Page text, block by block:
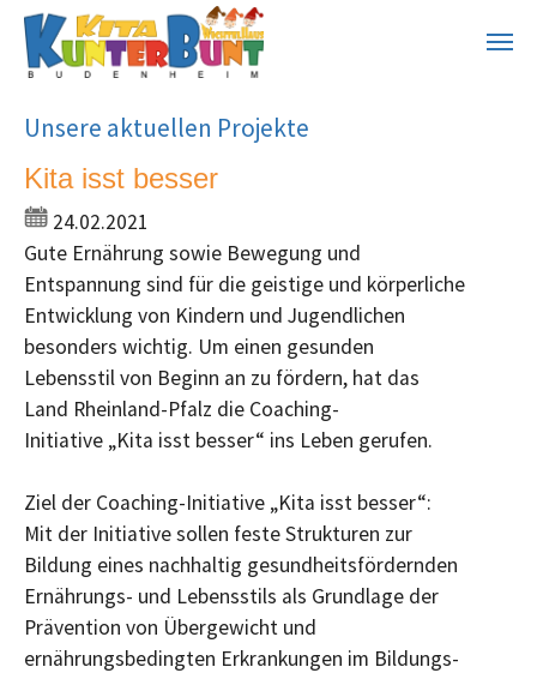
Unsere aktuellen Projekte
Kita isst besser
24.02.2021
Gute Ernährung sowie Bewegung und
Entspannung sind für die geistige und körperliche
Entwicklung von Kindern und Jugendlichen
besonders wichtig. Um einen gesunden
Lebensstil von Beginn an zu fördern, hat das
Land Rheinland-Pfalz die Coaching-
Initiative „Kita isst besser“ ins Leben gerufen.
Ziel der Coaching-Initiative „Kita isst besser“:
Mit der Initiative sollen feste Strukturen zur
Bildung eines nachhaltig gesundheitsfördernden
Ernährungs- und Lebensstils als Grundlage der
Prävention von Übergewicht und
ernährungsbedingten Erkrankungen im Bildungs-